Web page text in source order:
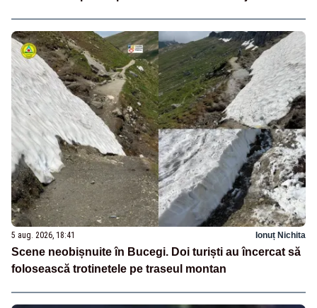
5 aug. 2026, 18:41 Ionuț Nichita
Scene neobișnuite în Bucegi. Doi turiști au încercat să
folosească trotinetele pe traseul montan